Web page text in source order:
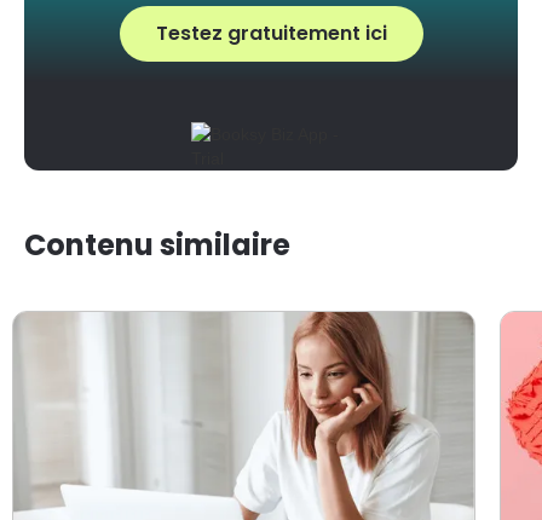
Testez gratuitement ici
Contenu similaire